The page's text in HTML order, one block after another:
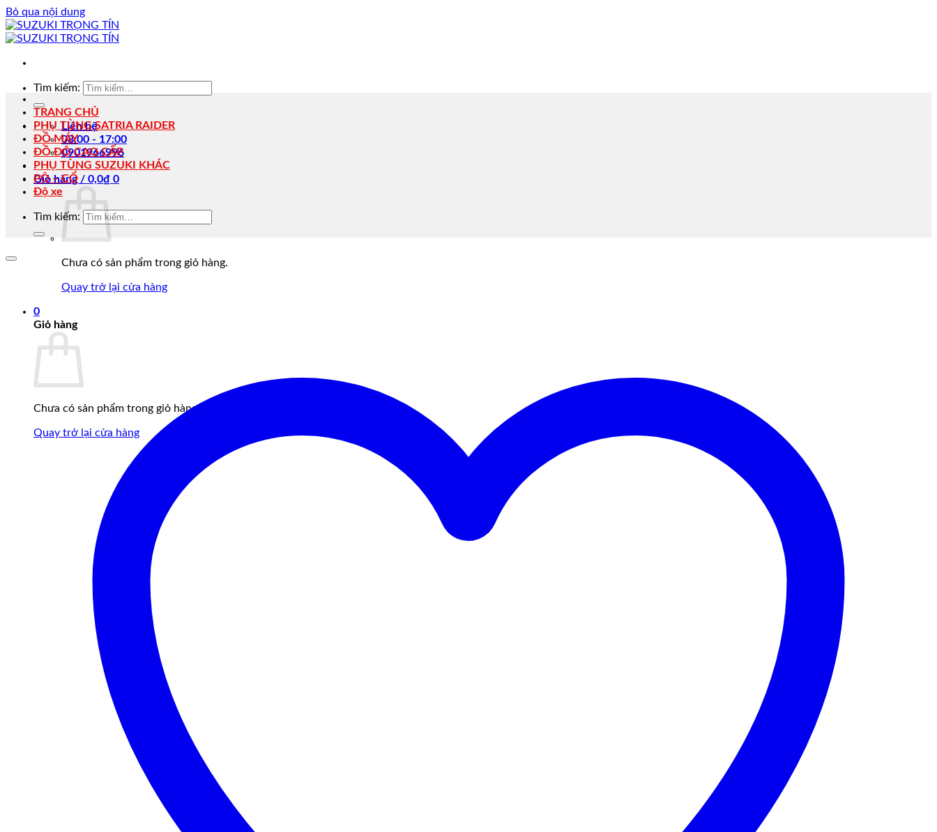
Bỏ qua nội dung
Tìm kiếm:
Liên hệ
08:00 - 17:00
0901966996
Giỏ hàng / 0,0₫ 0
Chưa có sản phẩm trong giỏ hàng.
Quay trở lại cửa hàng
0
Giỏ hàng
Chưa có sản phẩm trong giỏ hàng.
Quay trở lại cửa hàng
TRANG CHỦ
PHỤ TÙNG SATRIA RAIDER
ĐỒ MÁY
ĐỒ ĐỘ CAO CẤP
PHỤ TÙNG SUZUKI KHÁC
PÔ – CỔ
Độ xe
Tìm kiếm: